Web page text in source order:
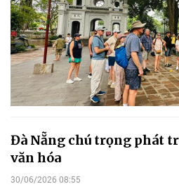
Đà Nẵng chú trọng phát
văn hóa
30/06/2026 08:55